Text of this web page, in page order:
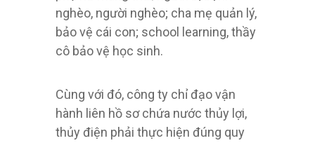
nghèo, người nghèo; cha mẹ quản lý,
bảo vệ cái con; school learning, thầy
cô bảo vệ học sinh.
Cùng với đó, công ty chỉ đạo vận
hành liên hồ sơ chứa nước thủy lợi,
thủy điện phải thực hiện đúng quy